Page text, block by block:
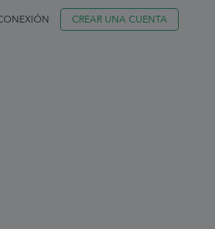
CREAR UNA CUENTA